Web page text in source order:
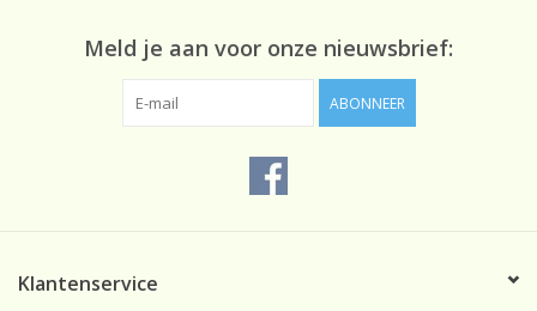
Meld je aan voor onze nieuwsbrief:
ABONNEER
Klantenservice